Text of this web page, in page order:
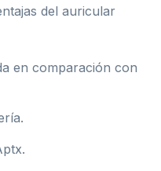
del auricular
en comparación con